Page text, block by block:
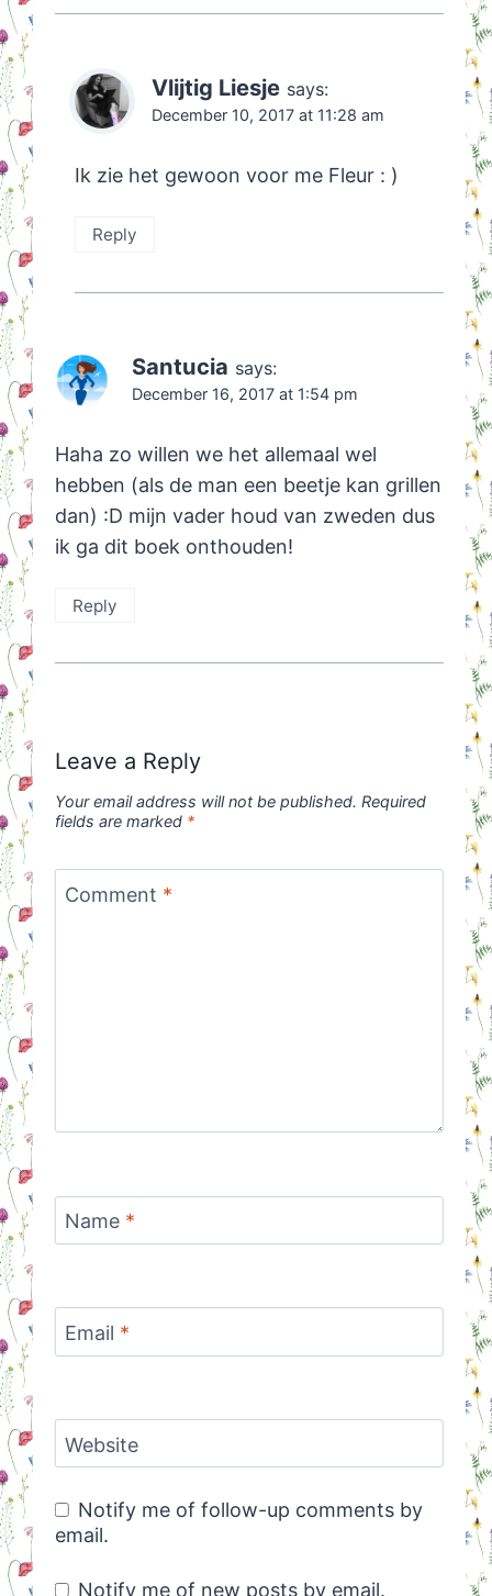
Vlijtig Liesje says:
December 10, 2017 at 11:28 am
Ik zie het gewoon voor me Fleur : )
Reply
Santucia says:
December 16, 2017 at 1:54 pm
Haha zo willen we het allemaal wel
hebben (als de man een beetje kan grillen
dan) :D mijn vader houd van zweden dus
ik ga dit boek onthouden!
Reply
Leave a Reply
Your email address will not be published. Required
fields are marked *
Comment *
Name *
Email *
Website
Notify me of follow-up comments by
email.
Notify me of new posts by email.